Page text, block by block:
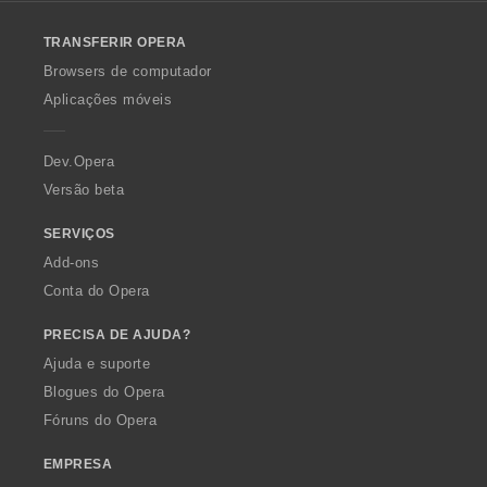
w
O
p
a
TRANSFERIR OPERA
Browsers de computador
Aplicações móveis
Dev.Opera
Versão beta
SERVIÇOS
Add-ons
Conta do Opera
PRECISA DE AJUDA?
Ajuda e suporte
Blogues do Opera
Fóruns do Opera
EMPRESA